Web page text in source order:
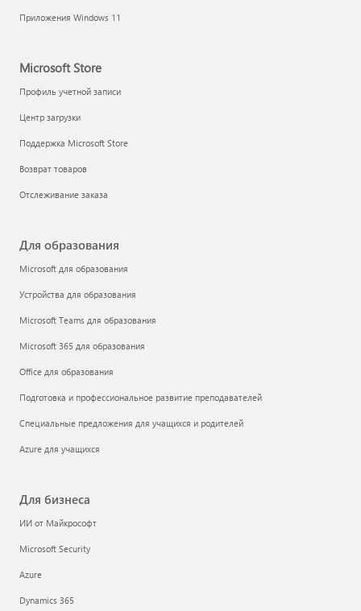
Приложения Windows 11
Microsoft Store
Профиль учетной записи
Центр загрузки
Поддержка Microsoft Store
Возврат товаров
Отслеживание заказа
Для образования
Microsoft для образования
Устройства для образования
Microsoft Teams для образования
Microsoft 365 для образования
Office для образования
Подготовка и профессиональное развитие преподавателей
Специальные предложения для учащихся и родителей
Azure для учащихся
Для бизнеса
ИИ от Майкрософт
Microsoft Security
Azure
Dynamics 365